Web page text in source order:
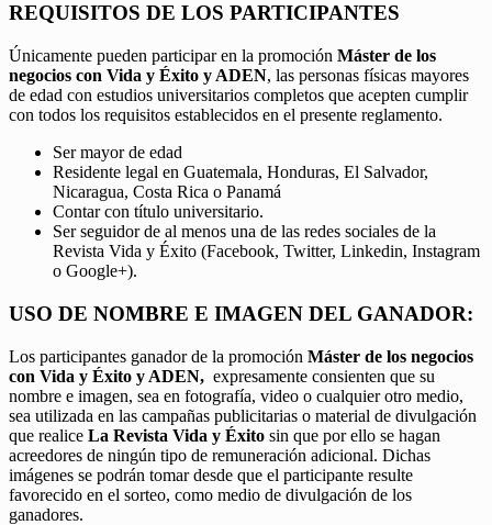
REQUISITOS DE LOS PARTICIPANTES
Únicamente pueden participar en la promoción Máster de los
negocios con Vida y Éxito y ADEN, las personas físicas mayores
de edad con estudios universitarios completos que acepten cumplir
con todos los requisitos establecidos en el presente reglamento.
Ser mayor de edad
Residente legal en Guatemala, Honduras, El Salvador,
Nicaragua, Costa Rica o Panamá
Contar con título universitario.
Ser seguidor de al menos una de las redes sociales de la
Revista Vida y Éxito (Facebook, Twitter, Linkedin, Instagram
o Google+).
USO DE NOMBRE E IMAGEN DEL GANADOR:
Los participantes ganador de la promoción Máster de los negocios
con Vida y Éxito y ADEN, expresamente consienten que su
nombre e imagen, sea en fotografía, video o cualquier otro medio,
sea utilizada en las campañas publicitarias o material de divulgación
que realice La Revista Vida y Éxito sin que por ello se hagan
acreedores de ningún tipo de remuneración adicional. Dichas
imágenes se podrán tomar desde que el participante resulte
favorecido en el sorteo, como medio de divulgación de los
ganadores.